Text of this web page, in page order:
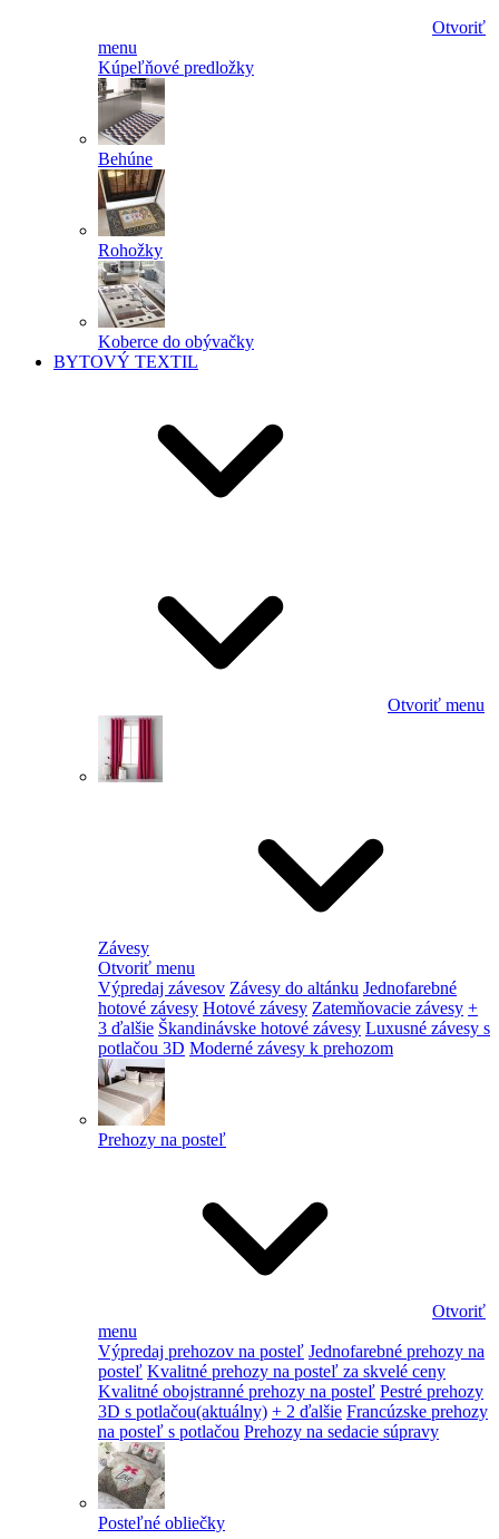
Otvoriť
menu
Kúpeľňové predložky
Behúne
Rohožky
Koberce do obývačky
BYTOVÝ TEXTIL
Otvoriť menu
Závesy
Otvoriť menu
Výpredaj závesov Závesy do altánku Jednofarebné
hotové závesy Hotové závesy Zatemňovacie závesy +
3 ďalšie Škandinávske hotové závesy Luxusné závesy s
potlačou 3D Moderné závesy k prehozom
Prehozy na posteľ
Otvoriť
menu
Výpredaj prehozov na posteľ Jednofarebné prehozy na
posteľ Kvalitné prehozy na posteľ za skvelé ceny
Kvalitné obojstranné prehozy na posteľ Pestré prehozy
3D s potlačou(aktuálny) + 2 ďalšie Francúzske prehozy
na posteľ s potlačou Prehozy na sedacie súpravy
Posteľné obliečky